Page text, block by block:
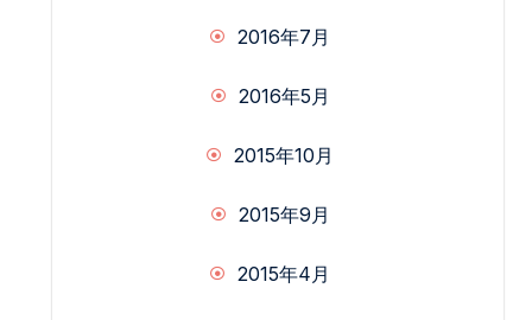
2016年7月
2016年5月
2015年10月
2015年9月
2015年4月